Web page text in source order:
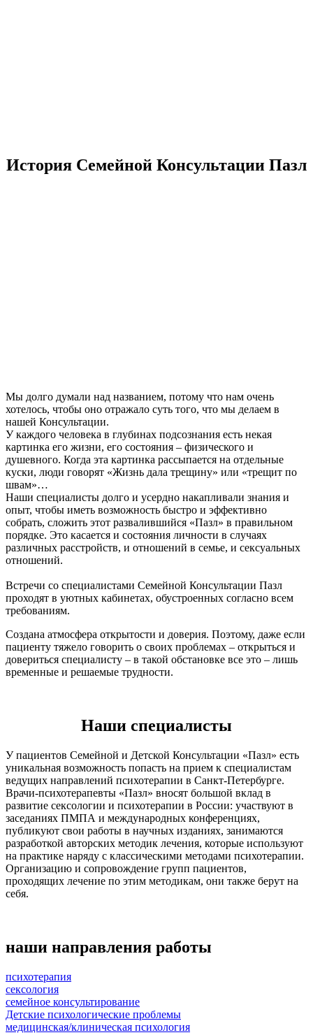
История Семейной Консультации Пазл
Мы долго думали над названием, потому что нам очень
хотелось, чтобы оно отражало суть того, что мы делаем в
нашей Консультации.
У каждого человека в глубинах подсознания есть некая
картинка его жизни, его состояния – физического и
душевного. Когда эта картинка рассыпается на отдельные
куски, люди говорят «Жизнь дала трещину» или «трещит по
швам»…
Наши специалисты долго и усердно накапливали знания и
опыт, чтобы иметь возможность быстро и эффективно
собрать, сложить этот развалившийся «Пазл» в правильном
порядке. Это касается и состояния личности в случаях
различных расстройств, и отношений в семье, и сексуальных
отношений.
Встречи со специалистами Семейной Консультации Пазл
проходят в уютных кабинетах, обустроенных согласно всем
требованиям.
Создана атмосфера открытости и доверия. Поэтому, даже если
пациенту тяжело говорить о своих проблемах – открыться и
довериться специалисту – в такой обстановке все это – лишь
временные и решаемые трудности.
Наши специалисты
У пациентов Семейной и Детской Консультации «Пазл» есть
уникальная возможность попасть на прием к специалистам
ведущих направлений психотерапии в Санкт-Петербурге.
Врачи-психотерапевты «Пазл» вносят большой вклад в
развитие сексологии и психотерапии в России: участвуют в
заседаниях ПМПА и международных конференциях,
публикуют свои работы в научных изданиях, занимаются
разработкой авторских методик лечения, которые используют
на практике наряду с классическими методами психотерапии.
Организацию и сопровождение групп пациентов,
проходящих лечение по этим методикам, они также берут на
себя.
наши направления работы
психотерапия
сексология
семейное консультирование
Детские психологические проблемы
медицинская/клиническая психология